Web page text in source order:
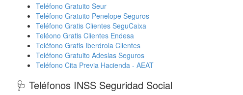
Teléfono Gratuito Seur
Teléfono Gratuito Penelope Seguros
Teléfono Gratis Clientes SeguCaixa
Teléono Gratis Clientes Endesa
Teléfono Gratis Iberdrola Clientes
Teléfono Gratuito Adeslas Seguros
Teléfono Cita Previa Hacienda - AEAT
🩺 Teléfonos INSS Seguridad Social